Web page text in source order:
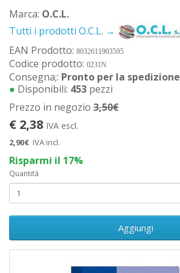
Marca: O.C.L.
Tutti i prodotti O.C.L. →
EAN Prodotto: 8032611903595
Codice prodotto: 0231N
Consegna;: Pronto per la spedizione
● Disponibili: 453 pezzi
Prezzo in negozio 3,50€
€ 2,38 IVA escl.
2,90€ IVA incl.
Risparmi il 17%
Quantità
Aggiungi